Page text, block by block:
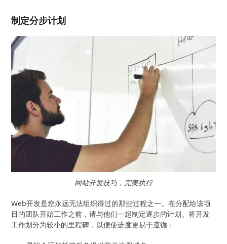
制定分步计划
网站开发技巧，完美执行
Web开发是您永远无法组织得过的那些过程之一。在分配给该项
目的团队开始工作之前，请与他们一起制定逐步的计划。将开发
工作划分为较小的里程碑，以便使进度更易于遵循：